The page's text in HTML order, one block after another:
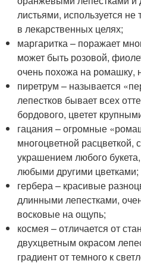
листьями, используется
в лекарственных целях;
маргаритка – поражает
может быть розовой,
очень похожа на ромашку,
пиретрум – называется
лепестков бывает всех
бордового, цветет
гацания – огромные
многоцветной расцветкой,
украшением любого
любыми другими цветками;
гербера – красивые
длинными лепестками,
восковые на ощупь;
космея – отличается от
двухцветным окрасом
градиент от темного к